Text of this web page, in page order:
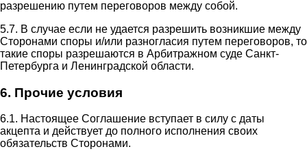
разрешению путем переговоров между собой.
5.7. В случае если не удается разрешить возникшие между
Сторонами споры и/или разногласия путем переговоров, то
такие споры разрешаются в Арбитражном суде Санкт-
Петербурга и Ленинградской области.
6. Прочие условия
6.1. Настоящее Соглашение вступает в силу с даты
акцепта и действует до полного исполнения своих
обязательств Сторонами.